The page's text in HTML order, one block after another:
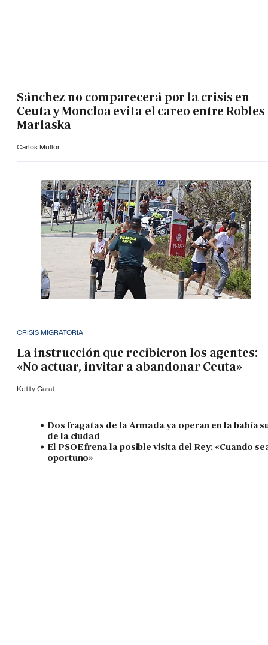
Sánchez no comparecerá por la crisis en
Ceuta y Moncloa evita el careo entre Robles
Marlaska
Carlos Mullor
CRISIS MIGRATORIA
La instrucción que recibieron los agentes:
«No actuar, invitar a abandonar Ceuta»
Ketty Garat
Dos fragatas de la Armada ya operan en la bahía
de la ciudad
El PSOE frena la posible visita del Rey: «Cuando
oportuno»